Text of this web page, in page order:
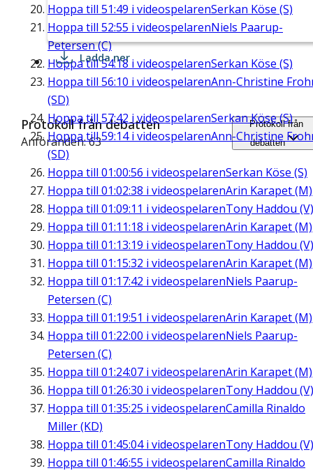
Hoppa till 51:49 i videospelarenSerkan Köse (S)
Hoppa till 52:55 i videospelarenNiels Paarup-
Petersen (C)
Hoppa till54:18 i videospelarenSerkan Köse (S)
Hoppa till 56:10 i videospelarenAnn-Christine
(SD)
Hoppa till 57:42 i videospelarenSerkan Köse (S)
Hoppa till59:14i videospelarenAnn-Christine
(SD)
Hoppa till 01:00:56 i videospelarenSerkan Köse (S)
Hoppa till 01:02:38 i videospelarenArin Karapet (M)
Hoppa till 01:09:11 i videospelarenTony Haddou (V)
Hoppa till 01:11:18 i videospelarenArin Karapet (M)
Hoppa till 01:13:19 i videospelarenTony Haddou (V)
Hoppa till 01:15:32 i videospelarenArin Karapet (M)
Hoppa till 01:17:42 i videospelarenNiels Paarup-
Petersen (C)
Hoppa till 01:19:51 i videospelarenArin Karapet (M)
Hoppa till 01:22:00 i videospelarenNiels Paarup-
Petersen (C)
Hoppa till 01:24:07 i videospelarenArin Karapet (M)
Hoppa till 01:26:30 i videospelarenTony Haddou (V)
Hoppa till 01:35:25 i videospelarenCamilla Rinaldo
Miller (KD)
Hoppa till 01:45:04i videospelarenTony Haddou (V)
Hoppa till 01:46:55 i videospelarenCamilla Rinaldo
Ladda ner
Protokoll från debatten
Anföranden: 63
Protokoll från
debatten